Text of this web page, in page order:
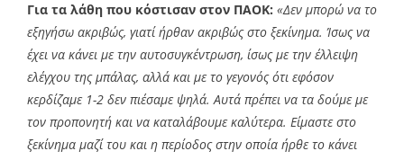
Για τα λάθη που κόστισαν στον ΠΑΟΚ: «Δεν μπορώ να το
εξηγήσω ακριβώς, γιατί ήρθαν ακριβώς στο ξεκίνημα. Ίσως να
έχει να κάνει με την αυτοσυγκέντρωση, ίσως με την έλλειψη
ελέγχου της μπάλας, αλλά και με το γεγονός ότι εφόσον
κερδίζαμε 1-2 δεν πιέσαμε ψηλά. Αυτά πρέπει να τα δούμε με
τον προπονητή και να καταλάβουμε καλύτερα. Είμαστε στο
ξεκίνημα μαζί του και η περίοδος στην οποία ήρθε το κάνει